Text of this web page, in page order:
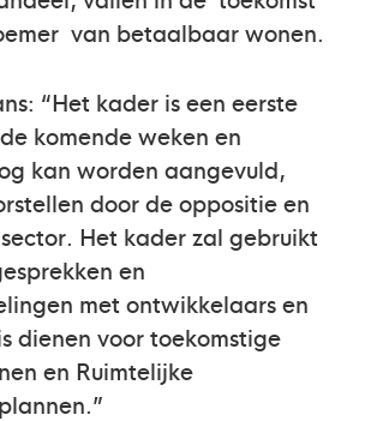
van betaalbaar wonen.
“Het kader is een eerste
komende weken en
kan worden aangevuld,
door de oppositie en
Het kader zal gebruikt
en
met ontwikkelaars en
dienen voor toekomstige
en Ruimtelijke